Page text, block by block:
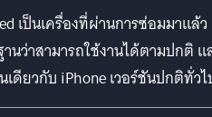
เป็นเครื่องที่ผ่านการซ่อมมาแล้ว
นว่าสามารถใช้งานได้ตามปกติ แ
ดียวกับ iPhone เวอร์ชันปกติทั่ว